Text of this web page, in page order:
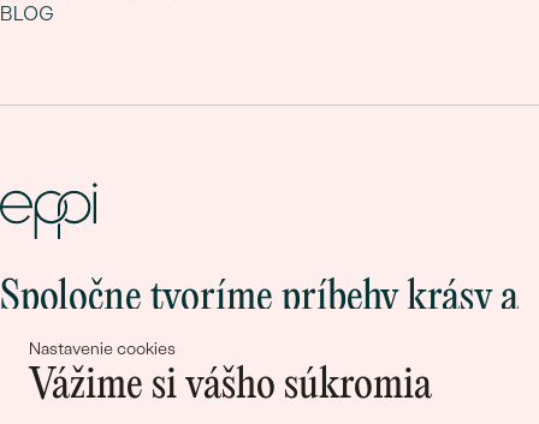
Nastavenie cookies
Vážime si vášho súkromia
BLOG
Spoločne tvoríme príbehy krásy a
lásky